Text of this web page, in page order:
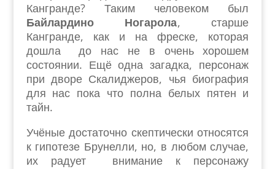
Кангранде? Таким человеком был
Байлардино Ногарола, старше
Кангранде, как и на фреске, которая
дошла до нас не в очень хорошем
состоянии. Ещё одна загадка, персонаж
при дворе Скалиджеров, чья биография
для нас пока что полна белых пятен и
тайн.
Учёные достаточно скептически относятся
к гипотезе Брунелли, но, в любом случае,
их радует внимание к персонажу